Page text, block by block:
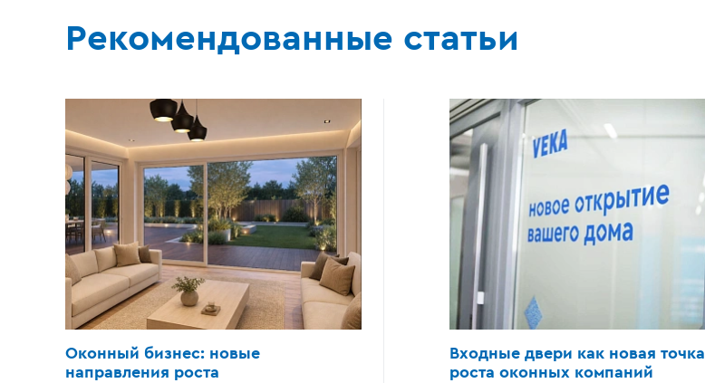
Рекомендованные статьи
Оконный бизнес: новые
направления роста
Входные двери как новая точка
роста оконных компаний